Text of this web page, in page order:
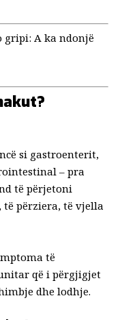
gripi: A ka ndonjë
si gastroenterit,
– pra
të përjetoni
përziera, të vjella
të
që i përgjigjet
dhe lodhje.